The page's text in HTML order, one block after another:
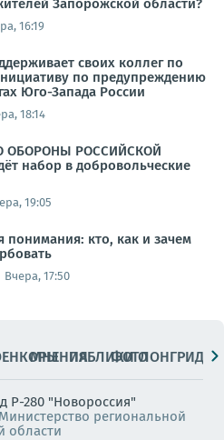
Запорожской области?
16:19
своих коллег по
по предупреждению
Юго-Запада России
18:14
ОБОРОНЫ РОССИЙСКОЙ
набор в добровольческие
19:05
понимания: кто, как и зачем
Вчера, 17:50
МНЕНИЯПАБЛИКИ
ФОТОЛОНГРИДЫ
Р-280 "Новороссия"
Министерство региональной
области